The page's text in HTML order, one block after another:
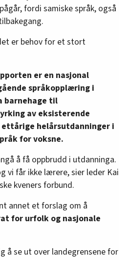
fordi samiske språk, også
er behov for et stort
er en nasjonal
språkopplæring i
barnehage til
av eksisterende
helårsutdanninger i
for voksne.
å få oppbrudd i utdanninga.
vi får ikke lærere, sier leder Kai
kveners forbund.
annet et forslag om å
for urfolk og nasjonale
å se ut over landegrensene for